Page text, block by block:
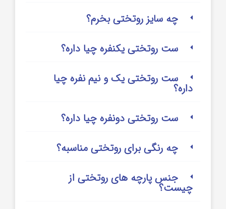
چه سایز روتختی بخرم؟
ست روتختی یکنفره چیا داره؟
ست روتختی یک و نیم نفره چیا
داره؟
ست روتختی دونفره چیا داره؟
چه رنگی برای روتختی مناسبه؟
جنس پارچه های روتختی از
چیست؟